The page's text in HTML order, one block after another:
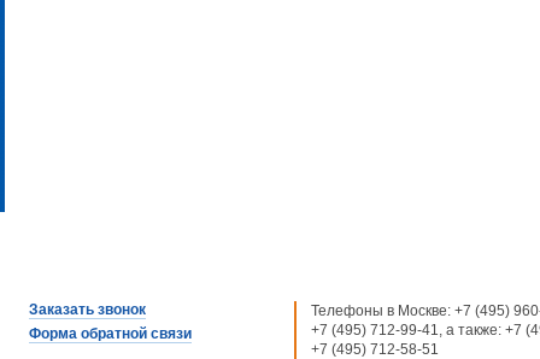
Заказать звонок
Форма обратной связи
Телефоны в Москве: +7 (495)
+7 (495) 712-99-41, а также: +7
+7 (495) 712-58-51